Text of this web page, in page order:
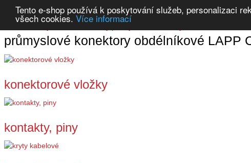
Tento e-shop používá k poskytování služeb, personalizaci
všech cookies. Více informací
Přihlásit uživatele
Porovnat produkty 0
průmyslové konektory obdélníkové LAPP
konektorové vložky
kontakty, piny